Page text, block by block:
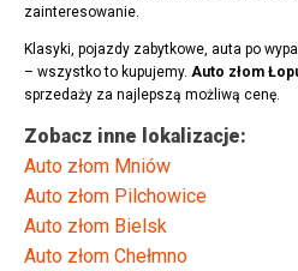
zainteresowanie.
Klasyki, pojazdy zabytkowe, auta po
– wszystko to kupujemy. Auto złom
sprzedaży za najlepszą możliwą cenę.
Zobacz inne lokalizacje:
Auto złom Mniów
Auto złom Pilchowice
Auto złom Bielsk
Auto złom Chełmno